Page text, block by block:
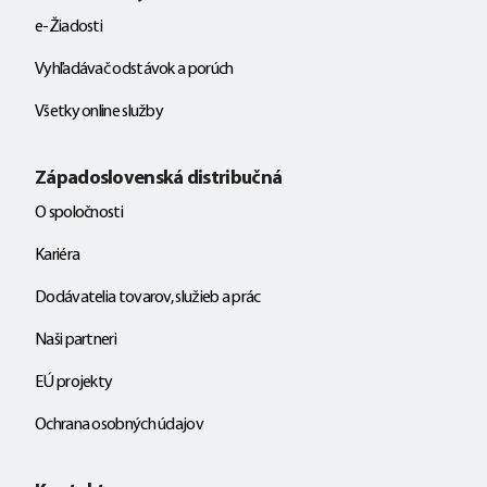
e-Žiadosti
Vyhľadávač odstávok a porúch
Všetky online služby
Západoslovenská distribučná
O spoločnosti
Kariéra
Dodávatelia tovarov, služieb a prác
Naši partneri
EÚ projekty
Ochrana osobných údajov